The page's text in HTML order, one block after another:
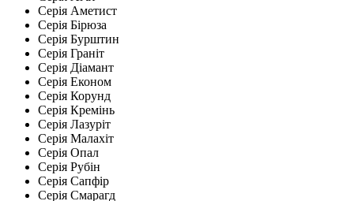
Серія Аметист
Серія Бірюза
Серія Бурштин
Серія Граніт
Серія Діамант
Серія Економ
Серія Корунд
Серія Кремінь
Серія Лазуріт
Серія Малахіт
Серія Опал
Серія Рубін
Серія Сапфір
Серія Смарагд